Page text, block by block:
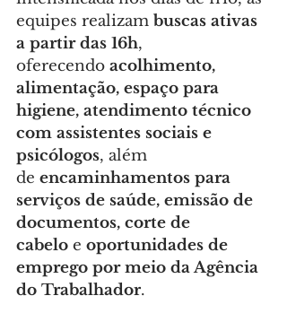
equipes realizam buscas ativas
a partir das 16h,
oferecendo acolhimento,
alimentação, espaço para
higiene, atendimento técnico
com assistentes sociais e
psicólogos, além
de encaminhamentos para
serviços de saúde, emissão de
documentos, corte de
cabelo e oportunidades de
emprego por meio da Agência
do Trabalhador.